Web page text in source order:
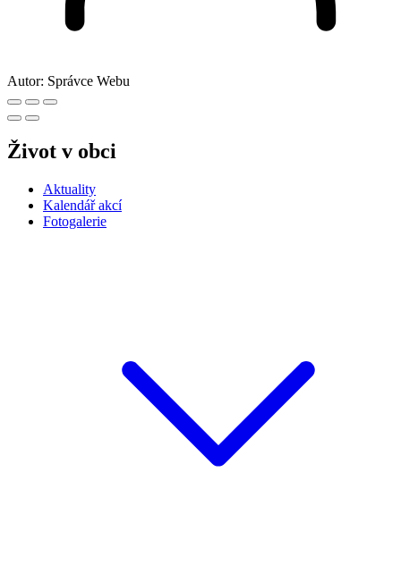
Autor: Správce Webu
Život v obci
Aktuality
Kalendář akcí
Fotogalerie